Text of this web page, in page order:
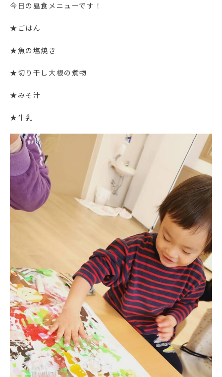
今日の昼食メニューです！
★ごはん
★魚の塩焼き
★切り干し大根の煮物
★みそ汁
★牛乳